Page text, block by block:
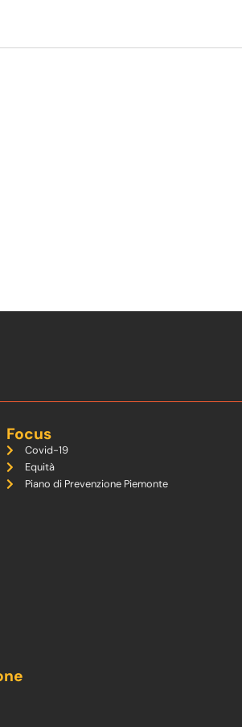
Focus
Covid-19
Equità
Piano di Prevenzione Piemonte